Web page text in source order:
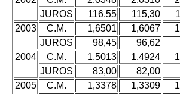
JUROS
116,55 115,30
2003
C.M. 1,6501 1,6067
JUROS
98,45 96,62
2004
C.M. 1,5013 1,4924
JUROS
83,00 82,00
2005
C.M. 1,3378 1,3309